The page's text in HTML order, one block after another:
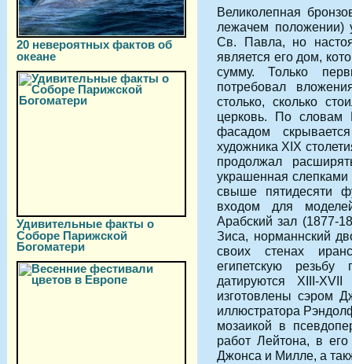
20 невероятных фактов об
океане
Удивительные факты о
Соборе Парижской
Богоматери
Великолепная
лежачем положении)
Св. Павла, но
является его дом,
сумму. Только
потребовал
столько, сколько
церковь. По словам
фасадом
художника XIX
продолжал
украшенная
свыше пятидесяти
входом для
Арабский зал (1877-
Зиса, норманнский
своих стенах
египетскую
датируются XIII-
изготовлены сэром
иллюстратора
мозаикой в
работ Лейтона, в
Джонса и Милле, а